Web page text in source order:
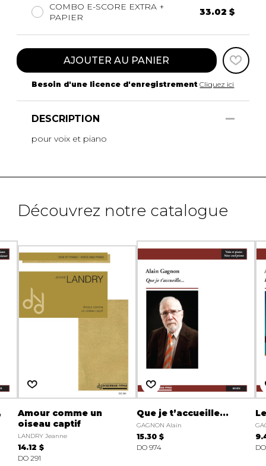
COMBO E-SCORE EXTRA +
PAPIER
33.02 $
AJOUTER AU PANIER
Besoin d'une licence d'enregistrement Cliquez ici
DESCRIPTION
pour voix et piano
Découvrez notre catalogue
Amour comme un
oiseau captif
LANDRY Jeanne
14.12 $
DO 291
Que je t’accueille...
GAGNON Alain
15.30 $
DO 974